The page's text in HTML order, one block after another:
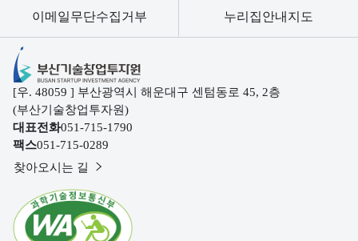
이메일무단수집거부 누리집안내지도
부산기술창업투자원
[우. 48059 ] 부산광역시 해운대구 센텀동로 45, 2층
(부산기술창업투자원)
대표전화051-715-1790
팩스051-715-0289
찾아오시는 길